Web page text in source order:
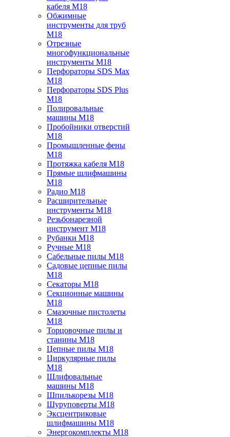
кабеля M18
Обжимные
инструменты для труб
M18
Отрезные
многофункциональные
инструменты M18
Перфораторы SDS Max
M18
Перфораторы SDS Plus
M18
Полировальные
машины M18
Пробойники отверстий
M18
Промышленные фены
M18
Протяжка кабеля M18
Прямые шлифмашины
M18
Радио M18
Расширительные
инструменты M18
Резьбонарезной
инструмент M18
Рубанки M18
Ручные M18
Сабельные пилы M18
Садовые цепные пилы
M18
Секаторы M18
Секционные машины
M18
Смазочные пистолеты
M18
Торцовочные пилы и
станины M18
Цепные пилы M18
Циркулярные пилы
M18
Шлифовальные
машины M18
Шпилькорезы M18
Шуруповерты M18
Эксцентриковые
шлифмашины M18
Энергокомплекты M18